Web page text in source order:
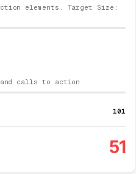
elements. Target Size:
calls to action.
101
51